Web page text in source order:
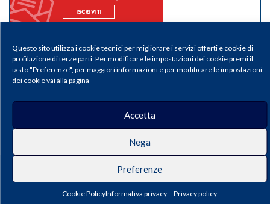
Questo sito utilizza i cookie tecnici per migliorare i servizi offerti e cookie di
profilazione di terze parti. Per modificare le impostazioni dei cookie premi il
tasto "Preferenze", per maggiori informazioni e per modificare le impostazioni
dei cookie vai alla pagina
Accetta
Nega
Preferenze
Cookie PolicyInformativa privacy – Privacy policy
Il Medico Pediatra - Periodico della Federazione Italiana Medici Pediatri |
Privacy & Cookie Policy
Publisher: Pacini Editore SRL, Via Gherardesca 1, 56121 Ospedaletto (Pisa),
Italy | E-mail:info@pacinieditore.it| Website:www.pacinimedicina.it| ISSN:
2611-5573 (Print) – ISSN 2611-5212 (Online)